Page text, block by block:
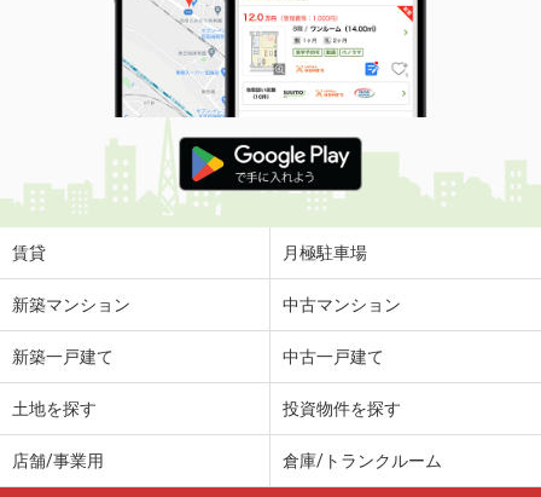
賃貸 月極駐車場
新築マンション 中古マンション
新築一戸建て 中古一戸建て
土地を探す 投資物件を探す
店舗/事業用 倉庫/トランクルーム